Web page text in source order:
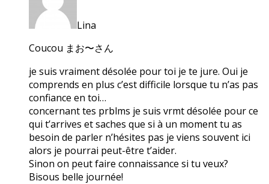
Lina
Coucou まお〜さん
je suis vraiment désolée pour toi je te jure. Oui je
comprends en plus c’est difficile lorsque tu n’as pas
confiance en toi…
concernant tes prblms je suis vrmt désolée pour ce
qui t’arrives et saches que si à un moment tu as
besoin de parler n’hésites pas je viens souvent ici
alors je pourrai peut-être t’aider.
Sinon on peut faire connaissance si tu veux?
Bisous belle journée!